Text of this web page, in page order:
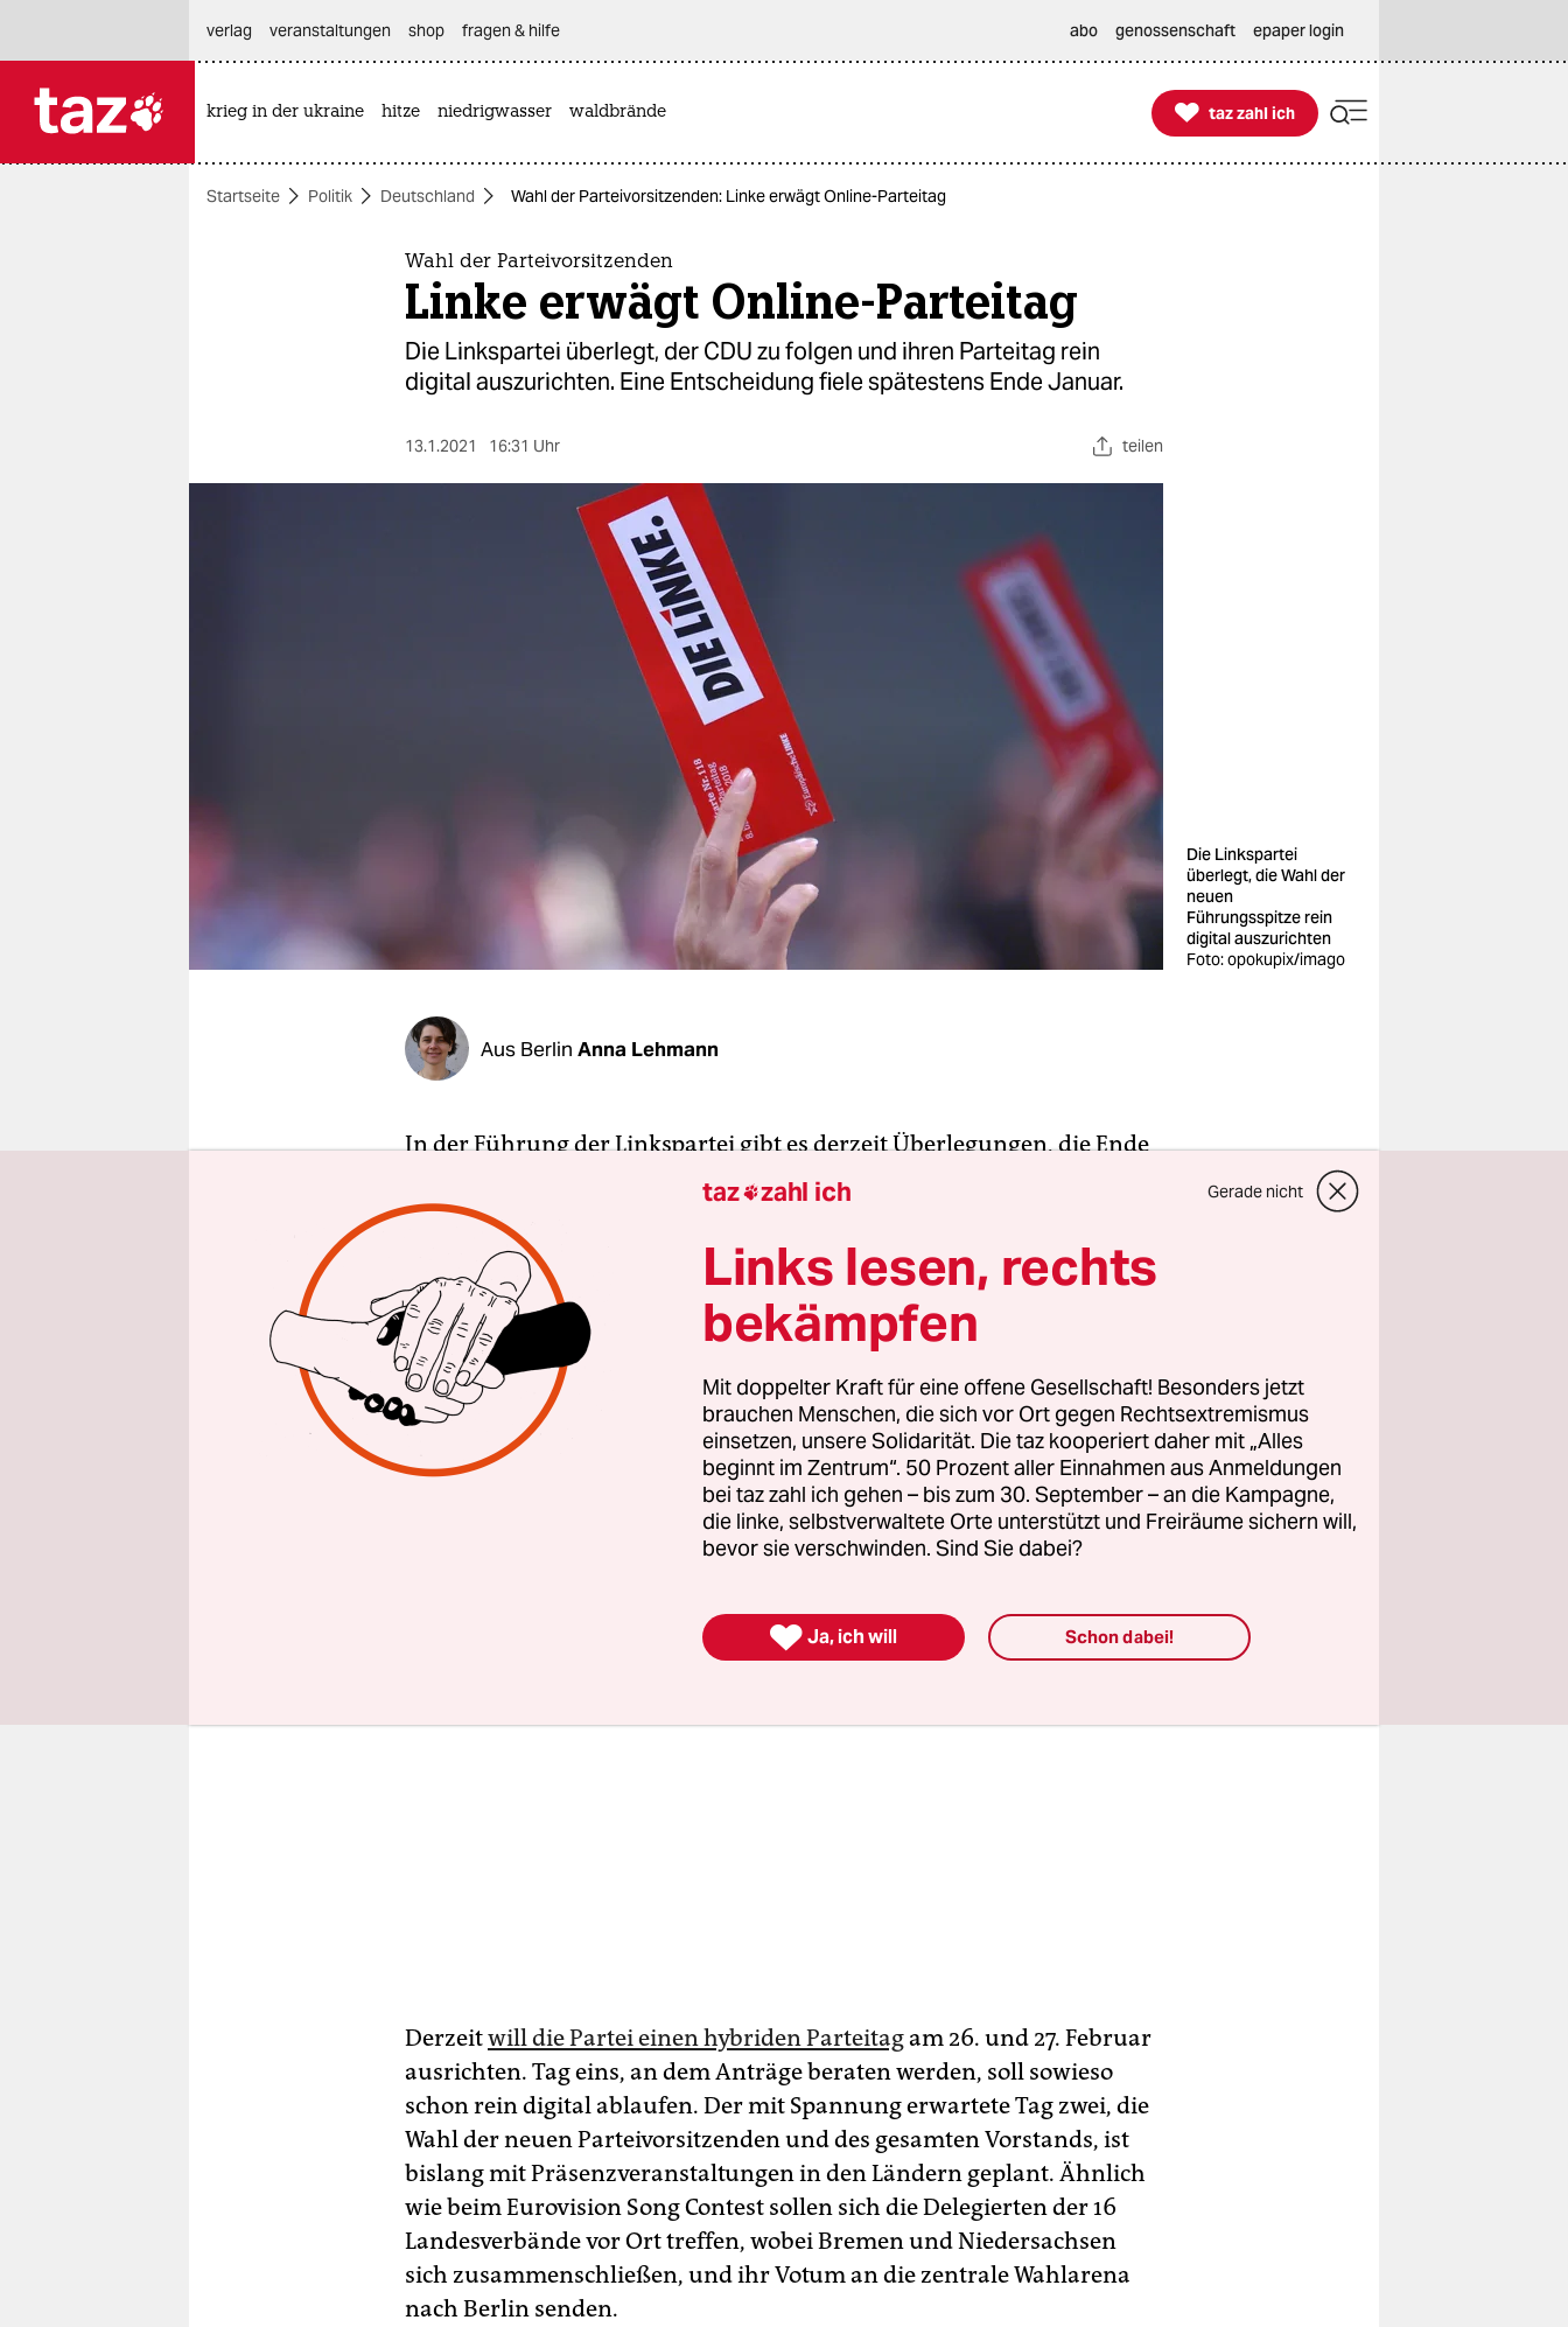
themen
unterstützen
verlag
veranstaltungen shop fragen & hilfe abo genossenschaft epaper login
krieg in der ukraine hitze niedrigwasser waldbrände 
taz zahl ich
taz zahl ich
Startseite Politik Deutschland Wahl der Parteivorsitzenden: Linke erwägt Online-Parteitag
Wahl der Parteivorsitzenden
Linke erwägt Online-Parteitag
Die Linkspartei überlegt, der CDU zu folgen und ihren Parteitag rein
digital auszurichten. Eine Entscheidung fiele spätestens Ende Januar.
13.1.2021 16:31 Uhr teilen
Die Linkspartei
überlegt, die Wahl der
neuen
Führungsspitze rein
digital auszurichten
Foto: opokupix/imago
Aus Berlin Anna Lehmann
In der Führung der Linkspartei gibt es derzeit Überlegungen, die Ende
Februar geplante Wahl der neuen Führungsspitze rein digital
auszurichten. „Wenn sich die Infektionslage verschärft, müssen wir
umswitchen“, sagte Bundesgeschäftsführer Jörg Schindler der taz. Das
müsste spätestens Ende Januar entschieden werden, sagte Schindler,
der qua Amt für die Vorbereitung des Parteitags zuständig ist.
Die Linkspartei will Ende Februar eine neue Parteiführung wählen. Die
Stabsübergabe des amtierenden Führungsduos Katja Kipping und
Bernd Riexinger an ihre designierten Nachfolgerinnen Susanne
Hennig-Wellsow und Janine Wissler sollte eigentlich schon im
vergangenen Jahr erfolgen. Coronabedingt musste der Parteitag aber
bereits zweimal verschoben werden.
Derzeitwill die Partei einen hybriden Parteitagam 26. und 27. Februar
ausrichten. Tag eins, an dem Anträge beraten werden, soll sowieso
schon rein digital ablaufen. Der mit Spannung erwartete Tag zwei, die
Wahl der neuen Parteivorsitzenden und des gesamten Vorstands, ist
bislang mit Präsenzveranstaltungen in den Ländern geplant. Ähnlich
wie beim Eurovision Song Contest sollen sich die Delegierten der 16
Landesverbände vor Ort treffen, wobei Bremen und Niedersachsen
sich zusammenschließen, und ihr Votum an die zentrale Wahlarena
nach Berlin senden.
taz zahl ich Gerade nicht
Links lesen, rechts
bekämpfen
Mit doppelter Kraft für eine offene Gesellschaft! Besonders jetzt
brauchen Menschen, die sich vor Ort gegen Rechtsextremismus
einsetzen, unsere Solidarität. Die taz kooperiert daher mit „Alles
beginnt im Zentrum“. 50 Prozent aller Einnahmen aus Anmeldungen
bei taz zahl ich gehen – bis zum 30. September – an die Kampagne,
die linke, selbstverwaltete Orte unterstützt und Freiräume sichern will,
bevor sie verschwinden. Sind Sie dabei?
 Ja, ich will Schon dabei!